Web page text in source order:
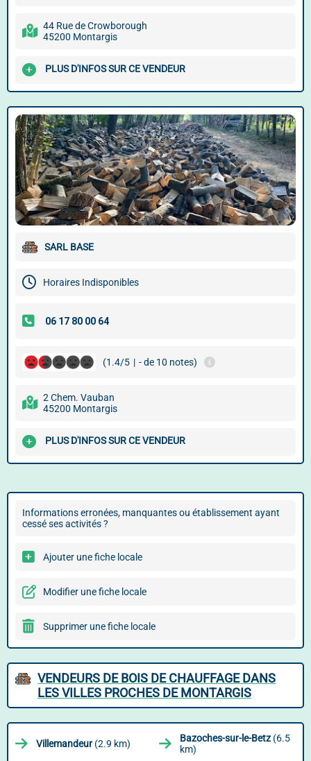
44 Rue de Crowborough
45200 Montargis
PLUS D'INFOS SUR CE VENDEUR
SARL BASE
Horaires Indisponibles
(1.4/5 | - de 10 notes)
2 Chem. Vauban
45200 Montargis
PLUS D'INFOS SUR CE VENDEUR
Informations erronées, manquantes ou établissement ayant
cessé ses activités ?
Ajouter une fiche locale
Modifier une fiche locale
Supprimer une fiche locale
VENDEURS DE BOIS DE CHAUFFAGE DANS
LES VILLES PROCHES DE MONTARGIS
Villemandeur(2.9 km) Bazoches-sur-le-Betz (6.5
km)